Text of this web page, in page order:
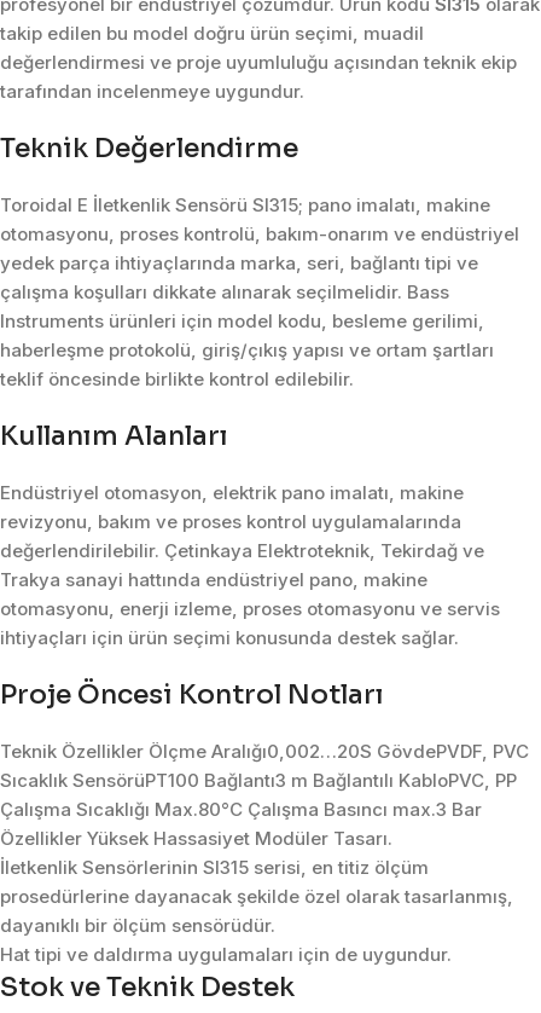
takip edilen bu model doğru ürün seçimi, muadil
değerlendirmesi ve proje uyumluluğu açısından teknik ekip
tarafından incelenmeye uygundur.
Teknik Değerlendirme
Toroidal E İletkenlik Sensörü SI315; pano imalatı, makine
otomasyonu, proses kontrolü, bakım-onarım ve endüstriyel
yedek parça ihtiyaçlarında marka, seri, bağlantı tipi ve
çalışma koşulları dikkate alınarak seçilmelidir. Bass
Instruments ürünleri için model kodu, besleme gerilimi,
haberleşme protokolü, giriş/çıkış yapısı ve ortam şartları
teklif öncesinde birlikte kontrol edilebilir.
Kullanım Alanları
Endüstriyel otomasyon, elektrik pano imalatı, makine
revizyonu, bakım ve proses kontrol uygulamalarında
değerlendirilebilir. Çetinkaya Elektroteknik, Tekirdağ ve
Trakya sanayi hattında endüstriyel pano, makine
otomasyonu, enerji izleme, proses otomasyonu ve servis
ihtiyaçları için ürün seçimi konusunda destek sağlar.
Proje Öncesi Kontrol Notları
Teknik Özellikler Ölçme Aralığı0,002…20S GövdePVDF, PVC
Sıcaklık SensörüPT100 Bağlantı3 m Bağlantılı KabloPVC, PP
Çalışma Sıcaklığı Max.80°C Çalışma Basıncı max.3 Bar
Özellikler Yüksek Hassasiyet Modüler Tasarı.
İletkenlik Sensörlerinin SI315 serisi, en titiz ölçüm
prosedürlerine dayanacak şekilde özel olarak tasarlanmış,
dayanıklı bir ölçüm sensörüdür.
Hat tipi ve daldırma uygulamaları için de uygundur.
Stok ve Teknik Destek